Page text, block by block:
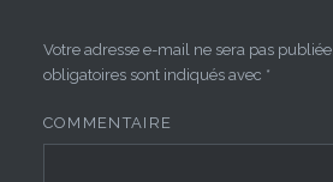
Votre adresse e-mail ne sera pas publiée.
obligatoires sont indiqués avec *
COMMENTAIRE